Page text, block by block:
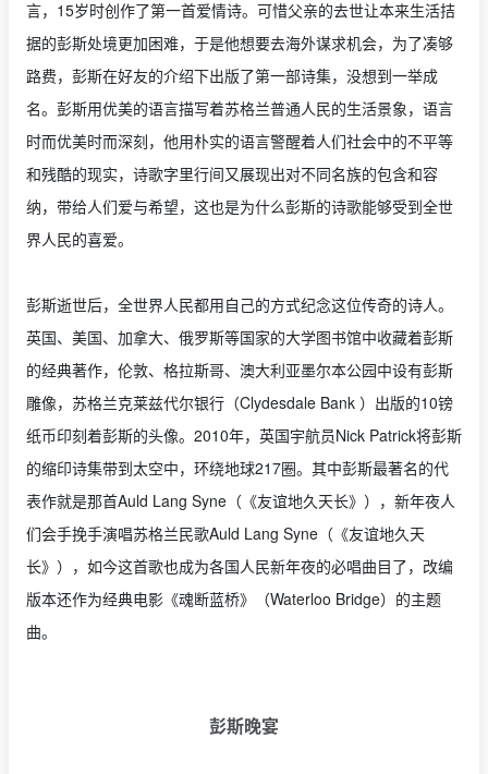
言，15岁时创作了第一首爱情诗。可惜父亲的去世让本来生活拮
据的彭斯处境更加困难，于是他想要去海外谋求机会，为了凑够
路费，彭斯在好友的介绍下出版了第一部诗集，没想到一举成
名。彭斯用优美的语言描写着苏格兰普通人民的生活景象，语言
时而优美时而深刻，他用朴实的语言警醒着人们社会中的不平等
和残酷的现实，诗歌字里行间又展现出对不同名族的包含和容
纳，带给人们爱与希望，这也是为什么彭斯的诗歌能够受到全世
界人民的喜爱。
彭斯逝世后，全世界人民都用自己的方式纪念这位传奇的诗人。
英国、美国、加拿大、俄罗斯等国家的大学图书馆中收藏着彭斯
的经典著作，伦敦、格拉斯哥、澳大利亚墨尔本公园中设有彭斯
雕像，苏格兰克莱兹代尔银行（Clydesdale Bank ）出版的10镑
纸币印刻着彭斯的头像。2010年，英国宇航员Nick Patrick将彭斯
的缩印诗集带到太空中，环绕地球217圈。其中彭斯最著名的代
表作就是那首Auld Lang Syne（《友谊地久天长》），新年夜人
们会手挽手演唱苏格兰民歌Auld Lang Syne（《友谊地久天
长》），如今这首歌也成为各国人民新年夜的必唱曲目了，改编
版本还作为经典电影《魂断蓝桥》（Waterloo Bridge）的主题
曲。
彭斯晚宴